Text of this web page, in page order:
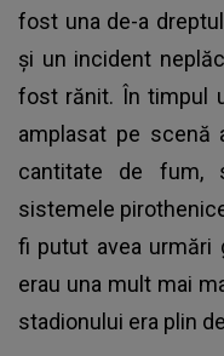
fost una de-a
și un incident
fost rănit. În timpul
amplasat pe
cantitate de fum,
sistemele
fi putut avea urmări
erau una mult mai
stadionului era plin